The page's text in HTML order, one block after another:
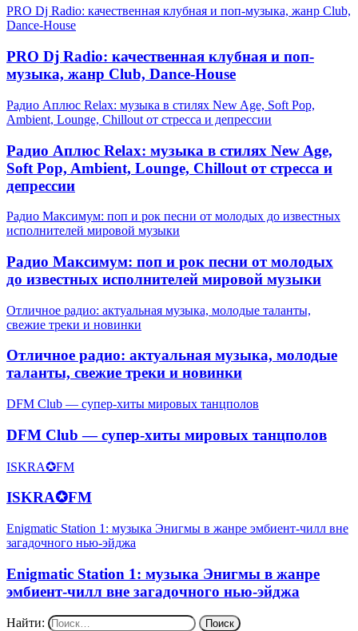
PRO Dj Radio: качественная клубная и поп-музыка, жанр Club,
Dance-House
PRO Dj Radio: качественная клубная и поп-
музыка, жанр Club, Dance-House
Радио Аплюс Relax: музыка в стилях New Age, Soft Pop,
Ambient, Lounge, Chillout от стресса и депрессии
Радио Аплюс Relax: музыка в стилях New Age,
Soft Pop, Ambient, Lounge, Chillout от стресса и
депрессии
Радио Максимум: поп и рок песни от молодых до известных
исполнителей мировой музыки
Радио Максимум: поп и рок песни от молодых
до известных исполнителей мировой музыки
Отличное радио: актуальная музыка, молодые таланты,
свежие треки и новинки
Отличное радио: актуальная музыка, молодые
таланты, свежие треки и новинки
DFM Club — супер-хиты мировых танцполов
DFM Club — супер-хиты мировых танцполов
ISKRA✪FM
ISKRA✪FM
Enigmatic Station 1: музыка Энигмы в жанре эмбиент-чилл вне
загадочного нью-эйджа
Enigmatic Station 1: музыка Энигмы в жанре
эмбиент-чилл вне загадочного нью-эйджа
Найти: